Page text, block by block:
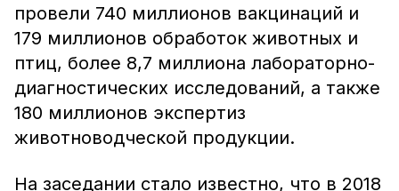
провели 740 миллионов вакцинаций и
179 миллионов обработок животных и
птиц, более 8,7 миллиона лабораторно-
диагностических исследований, а также
180 миллионов экспертиз
животноводческой продукции.
На заседании стало известно, что в 2018